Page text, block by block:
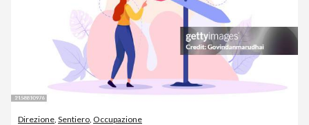
Direzione Sentiero Occupazione